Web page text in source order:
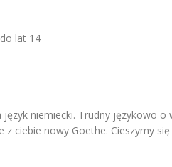
lat 14
niemiecki. Trudny językowo
ciebie nowy Goethe. Cieszymy